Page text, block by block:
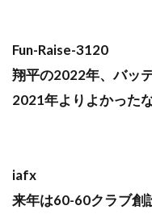
Fun-Raise-3120
翔平の2022年、バッ
2021年よりよかったな
iafx
来年は60-60クラブ創